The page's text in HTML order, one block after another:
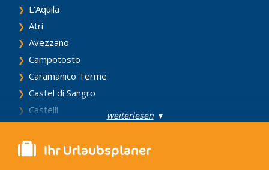
L'Aquila
Atri
Avezzano
Campotosto
Caramanico Terme
Castel di Sangro
Castelli
Chieti
Citta' Sant'Angelo
weiterlesen▾
Ihr Urlaubsplaner